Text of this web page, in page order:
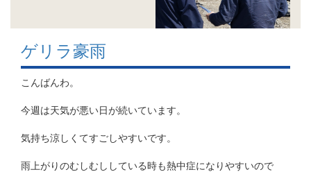
ゲリラ豪雨
こんばんわ。
今週は天気が悪い日が続いています。
気持ち涼しくてすごしやすいです。
雨上がりのむしむししている時も熱中症になりやすいので